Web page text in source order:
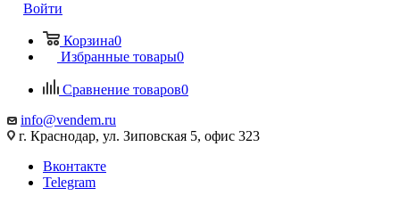
Войти
Корзина0
Избранные товары0
Сравнение товаров0
info@vendem.ru
г. Краснодар, ул. Зиповская 5, офис 323
Вконтакте
Telegram